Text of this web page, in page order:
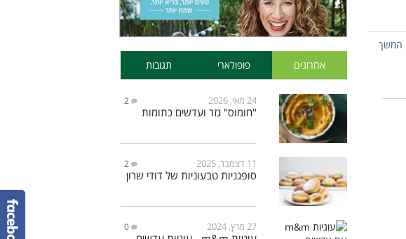
המשך
אחרונים פופולארי תגובות
24 מאי, 2026 2
"חומוס" גזר ועדשים כתומות
11 דצמבר, 2025 2
סופגניות טבעוניות של דודי שרון
27 מרץ, 2024 0